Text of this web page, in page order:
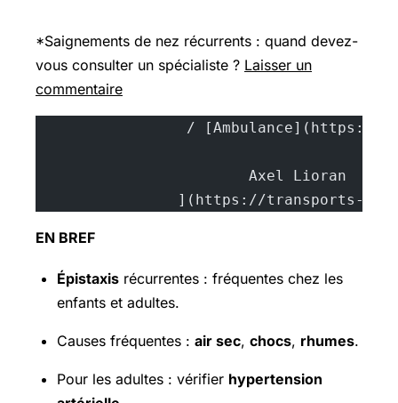
*Saignements de nez récurrents : quand devez-
vous consulter un spécialiste ? Laisser un
commentaire
](https://transports-
EN BREF
Épistaxis récurrentes : fréquentes chez les
enfants et adultes.
Causes fréquentes : air sec, chocs, rhumes.
Pour les adultes : vérifier hypertension